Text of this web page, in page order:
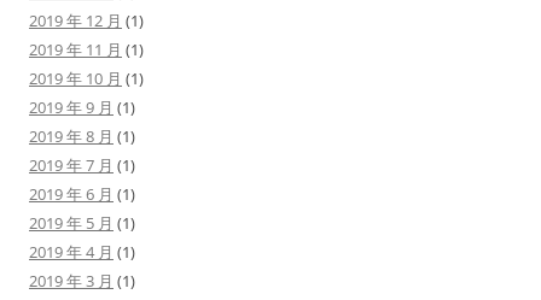
2019 年 12 月 (1)
2019 年 11 月 (1)
2019 年 10 月 (1)
2019 年 9 月 (1)
2019 年 8 月 (1)
2019 年 7 月 (1)
2019 年 6 月 (1)
2019 年 5 月 (1)
2019 年 4 月 (1)
2019 年 3 月 (1)